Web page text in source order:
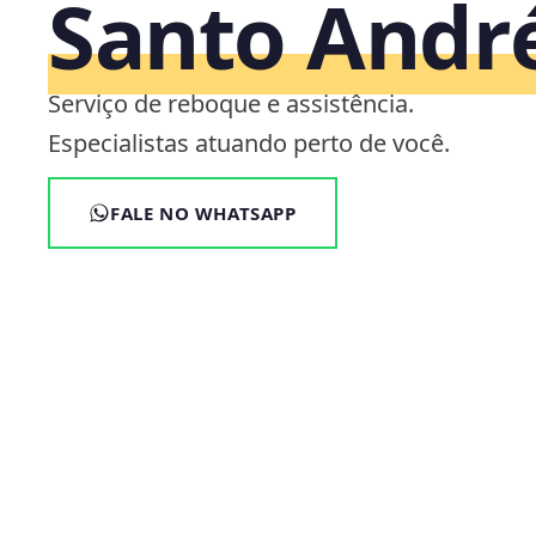
Santo
Serviço de reboque e assistência.
Especialistas atuando perto de você.
FALE NO WHATSAPP